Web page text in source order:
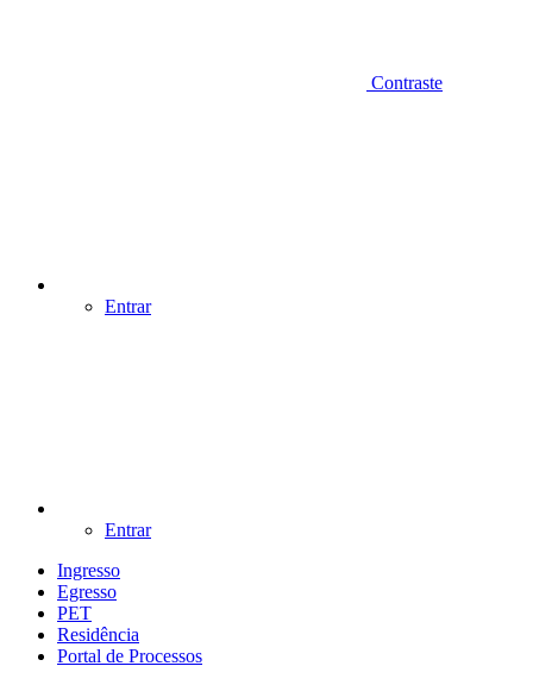
Contraste
Entrar
Entrar
Ingresso
Egresso
PET
Residência
Portal de Processos